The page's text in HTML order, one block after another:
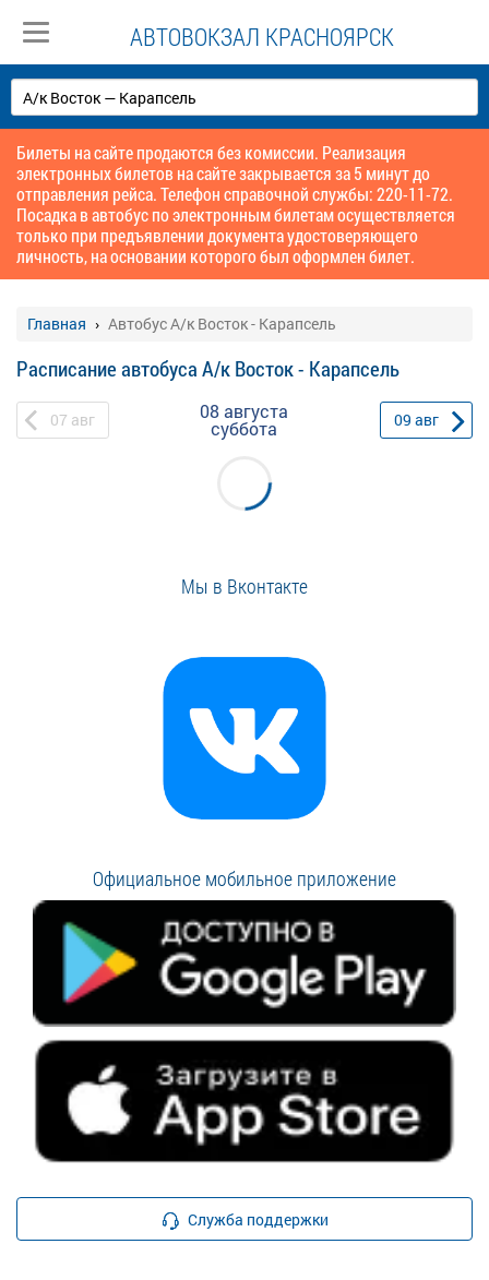
АВТОВОКЗАЛ КРАСНОЯРСК
Билеты на сайте продаются без комиссии. Реализация
электронных билетов на сайте закрывается за 5 минут до
отправления рейса. Телефон справочной службы: 220-11-72.
Посадка в автобус по электронным билетам осуществляется
только при предъявлении документа удостоверяющего
личность, на основании которого был оформлен билет.
Главная Автобус А/к Восток - Карапсель
Расписание автобуса А/к Восток - Карапсель
07 авг 08 августа
суббота 09 авг
Мы в Вконтакте
Официальное мобильное приложение
Служба поддержки